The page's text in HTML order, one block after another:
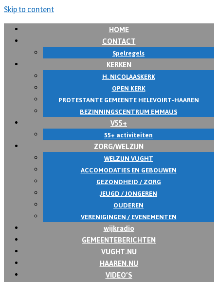
Skip to content
HOME
CONTACT
Spelregels
KERKEN
H. NICOLAASKERK
OPEN KERK
PROTESTANTE GEMEENTE HELEVOIRT-HAAREN
BEZINNINGSCENTRUM EMMAUS
V55+
55+ activiteiten
ZORG/WELZIJN
WELZIJN VUGHT
ACCOMODATIES EN GEBOUWEN
GEZONDHEID / ZORG
JEUGD / JONGEREN
OUDEREN
VERENIGINGEN / EVENEMENTEN
wijkradio
GEMEENTEBERICHTEN
VUGHT.NU
HAAREN.NU
VIDEO’S